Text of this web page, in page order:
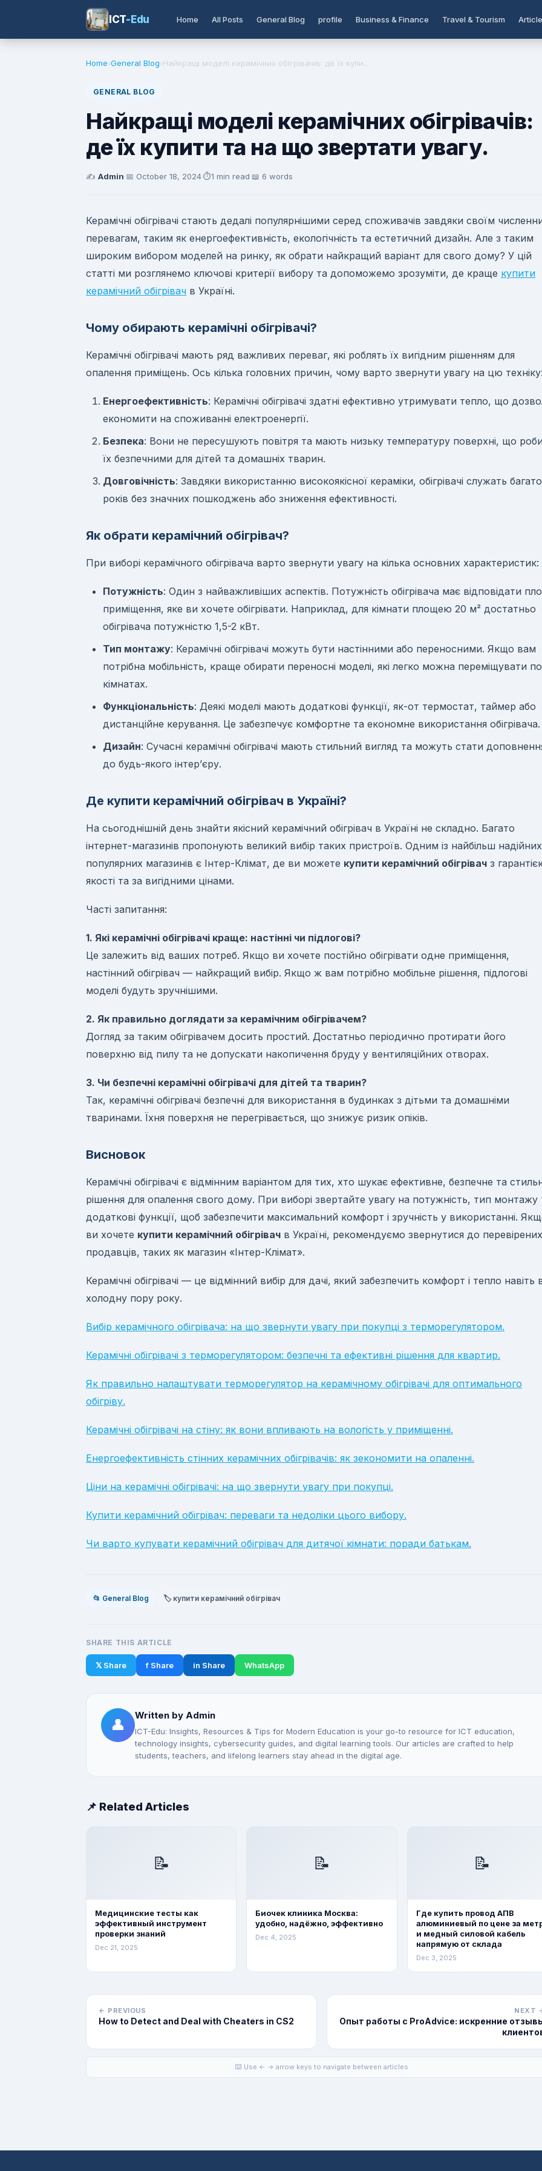
ICT-Edu Home All Posts General Blog profile Business & Finance Travel & Tourism Article
Home›General Blog›Найкращі моделі керамічних обігрівачів: де їх купи...
GENERAL BLOG
Найкращі моделі керамічних обігрівачів:
де їх купити та на що звертати увагу.
✍️ Admin·📅 October 18, 2024·⏱️1 min read·📖 6 words
Керамічні обігрівачі стають дедалі популярнішими серед споживачів завдяки своїм
перевагам, таким як енергоефективність, екологічність та естетичний дизайн. Але з таким
широким вибором моделей на ринку, як обрати найкращий варіант для свого дому? У цій
статті ми розглянемо ключові критерії вибору та допоможемо зрозуміти, де краще купити
керамічний обігрівач в Україні.
Чому обирають керамічні обігрівачі?
Керамічні обігрівачі мають ряд важливих переваг, які роблять їх вигідним рішенням для
опалення приміщень. Ось кілька головних причин, чому варто звернути увагу на цю техніку:
Енергоефективність: Керамічні обігрівачі здатні ефективно утримувати тепло, що
економити на споживанні електроенергії.
Безпека: Вони не пересушують повітря та мають низьку температуру поверхні, що
їх безпечними для дітей та домашніх тварин.
Довговічність: Завдяки використанню високоякісної кераміки, обігрівачі служать багато
років без значних пошкоджень або зниження ефективності.
Як обрати керамічний обігрівач?
При виборі керамічного обігрівача варто звернути увагу на кілька основних характеристик:
Потужність: Один з найважливіших аспектів. Потужність обігрівача має відповідати
приміщення, яке ви хочете обігрівати. Наприклад, для кімнати площею 20 м² достатньо
обігрівача потужністю 1,5-2 кВт.
Тип монтажу: Керамічні обігрівачі можуть бути настінними або переносними. Якщо вам
потрібна мобільність, краще обирати переносні моделі, які легко можна переміщувати по
кімнатах.
Функціональність: Деякі моделі мають додаткові функції, як-от термостат, таймер або
дистанційне керування. Це забезпечує комфортне та економне використання обігрівача.
Дизайн: Сучасні керамічні обігрівачі мають стильний вигляд та можуть стати
до будь-якого інтер’єру.
Де купити керамічний обігрівач в Україні?
На сьогоднішній день знайти якісний керамічний обігрівач в Україні не складно. Багато
інтернет-магазинів пропонують великий вибір таких пристроїв. Одним із найбільш
популярних магазинів є Інтер-Клімат, де ви можете купити керамічний обігрівач з
якості та за вигідними цінами.
Часті запитання:
1. Які керамічні обігрівачі краще: настінні чи підлогові?
Це залежить від ваших потреб. Якщо ви хочете постійно обігрівати одне приміщення,
настінний обігрівач — найкращий вибір. Якщо ж вам потрібно мобільне рішення, підлогові
моделі будуть зручнішими.
2. Як правильно доглядати за керамічним обігрівачем?
Догляд за таким обігрівачем досить простий. Достатньо періодично протирати його
поверхню від пилу та не допускати накопичення бруду у вентиляційних отворах.
3. Чи безпечні керамічні обігрівачі для дітей та тварин?
Так, керамічні обігрівачі безпечні для використання в будинках з дітьми та домашніми
тваринами. Їхня поверхня не перегрівається, що знижує ризик опіків.
Висновок
Керамічні обігрівачі є відмінним варіантом для тих, хто шукає ефективне, безпечне та
рішення для опалення свого дому. При виборі звертайте увагу на потужність, тип монтажу
додаткові функції, щоб забезпечити максимальний комфорт і зручність у використанні.
ви хочете купити керамічний обігрівач в Україні, рекомендуємо звернутися до перевірених
продавців, таких як магазин «Інтер-Клімат».
Керамічні обігрівачі — це відмінний вибір для дачі, який забезпечить комфорт і тепло навіть
холодну пору року.
Вибір керамічного обігрівача: на що звернути увагу при покупці з терморегулятором.
Керамічні обігрівачі з терморегулятором: безпечні та ефективні рішення для квартир.
Як правильно налаштувати терморегулятор на керамічному обігрівачі для оптимального
обігріву.
Керамічні обігрівачі на стіну: як вони впливають на вологість у приміщенні.
Енергоефективність стінних керамічних обігрівачів: як зекономити на опаленні.
Ціни на керамічні обігрівачі: на що звернути увагу при покупці.
Купити керамічний обігрівач: переваги та недоліки цього вибору.
Чи варто купувати керамічний обігрівач для дитячої кімнати: поради батькам.
📂 General Blog 🏷️ купити керамічний обігрівач
SHARE THIS ARTICLE
𝕏 Share f Share in Share WhatsApp
👤
Written by Admin
ICT-Edu: Insights, Resources & Tips for Modern Education is your go-to resource for ICT education,
technology insights, cybersecurity guides, and digital learning tools. Our articles are crafted to help
students, teachers, and lifelong learners stay ahead in the digital age.
📌 Related Articles
📝
Медицинские тесты как
эффективный инструмент
проверки знаний
Dec 21, 2025
📝
Биочек клиника Москва:
удобно, надёжно, эффективно
Dec 4, 2025
📝
Где купить провод АПВ
алюминиевый по цене за
и медный силовой кабель
напрямую от склада
Dec 3, 2025
← PREVIOUS
How to Detect and Deal with Cheaters in CS2
NEXT
Опыт работы с ProAdvice: искренние
⌨️ Use ← → arrow keys to navigate between articles